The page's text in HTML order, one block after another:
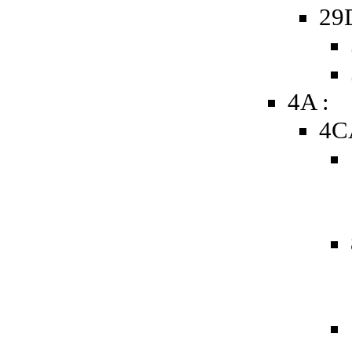
4A :